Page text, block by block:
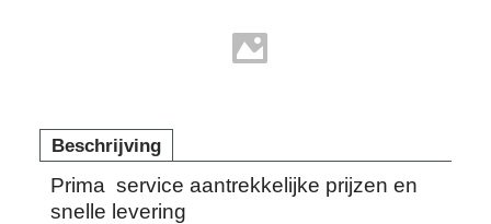
Beschrijving
Prima service aantrekkelijke prijzen en
snelle levering